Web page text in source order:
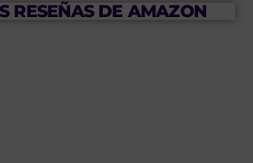
RESEÑAS DE AMAZON